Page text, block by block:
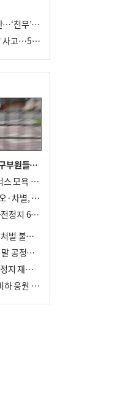
한화에어로 대전공장 생산 일부중단…‘천무’ 수출 비상
한화에어로스페이스 대전공장 폭발 사고…5명 사망·2명 부상(종합)
"스타벅스 가야지" 응원 배재고 야구부원들, 학교서 징계 처분
‘탱크데이’ 다시 불지핀 경찰, 스타벅스 모욕 혐의 압수수색
차정인 국교위원장 “허위정보와 혐오·차별, 학교 교실까지 유입"
‘5·18 폄훼 응원’ 배재고 야구부, 출전정지 6개월→1개월 감경
배재고 야구부 불송치 “광주일고가 처벌 불원 의사 표해”
배재고 야구부 징계 풀리나…“이달 말 공정위서 재심의”
‘스벅 구호 파문’ 배재고 6개월 출전정지 재심 신청키로
광주 찾아 고개 숙인 배재고 “지역 비하 응원 잘못”(종합)